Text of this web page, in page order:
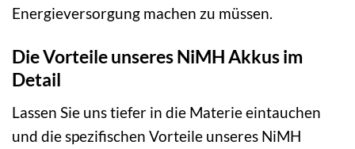
Energieversorgung machen zu müssen.
Die Vorteile unseres NiMH Akkus im
Detail
Lassen Sie uns tiefer in die Materie eintauchen
und die spezifischen Vorteile unseres NiMH